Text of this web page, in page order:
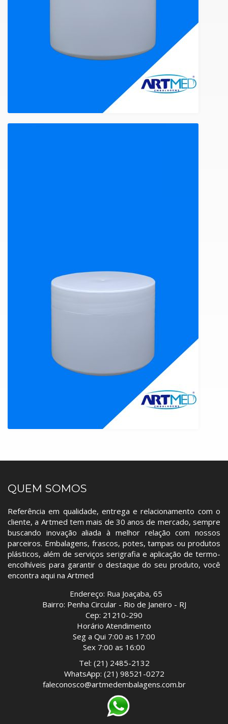
QUEM SOMOS
Referência em qualidade, entrega e relacionamento com o
cliente, a Artmed tem mais de 30 anos de mercado, sempre
buscando inovação aliada à melhor relação com nossos
parceiros. Embalagens, frascos, potes, tampas ou produtos
plásticos, além de serviços serigrafia e aplicação de termo-
encolhíveis para garantir o destaque do seu produto, você
encontra aqui na Artmed
Endereço: Rua Joaçaba, 65
Bairro: Penha Circular - Rio de Janeiro - RJ
Cep: 21210-290
Horário Atendimento
Seg a Qui 7:00 as 17:00
Sex 7:00 as 16:00
Tel: (21) 2485-2132
WhatsApp: (21) 98521-0272
faleconosco@artmedembalagens.com.br